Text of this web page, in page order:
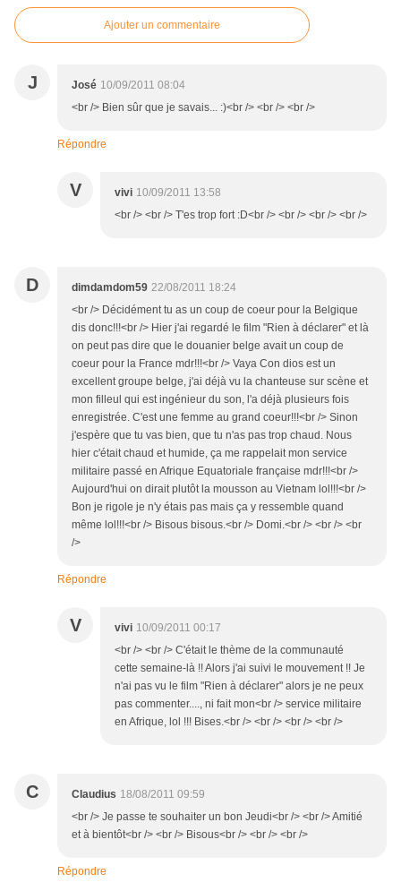
Ajouter un commentaire
J José 10/09/2011 08:04
<br /> Bien sûr que je savais... :)<br /> <br /> <br />
Répondre
V vivi 10/09/2011 13:58
<br /> <br /> T'es trop fort :D<br /> <br /> <br /> <br />
D dimdamdom59 22/08/2011 18:24
<br /> Décidément tu as un coup de coeur pour la Belgique
dis donc!!!<br /> Hier j'ai regardé le film "Rien à déclarer" et là
on peut pas dire que le douanier belge avait un coup de
coeur pour la France mdr!!!<br /> Vaya Con dios est un
excellent groupe belge, j'ai déjà vu la chanteuse sur scène et
mon filleul qui est ingénieur du son, l'a déjà plusieurs fois
enregistrée. C'est une femme au grand coeur!!!<br /> Sinon
j'espère que tu vas bien, que tu n'as pas trop chaud. Nous
hier c'était chaud et humide, ça me rappelait mon service
militaire passé en Afrique Equatoriale française mdr!!!<br />
Aujourd'hui on dirait plutôt la mousson au Vietnam lol!!!<br />
Bon je rigole je n'y étais pas mais ça y ressemble quand
même lol!!!<br /> Bisous bisous.<br /> Domi.<br /> <br /> <br
/>
Répondre
V vivi 10/09/2011 00:17
<br /> <br /> C'était le thème de la communauté
cette semaine-là !! Alors j'ai suivi le mouvement !! Je
n'ai pas vu le film "Rien à déclarer" alors je ne peux
pas commenter...., ni fait mon<br /> service militaire
en Afrique, lol !!! Bises.<br /> <br /> <br /> <br />
C Claudius 18/08/2011 09:59
<br /> Je passe te souhaiter un bon Jeudi<br /> <br /> Amitié
et à bientôt<br /> <br /> Bisous<br /> <br /> <br />
Répondre